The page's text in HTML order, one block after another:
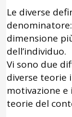
Le diverse
dimensione
dell’individuo.
Vi sono due
diverse teorie
motivazione e
teorie del